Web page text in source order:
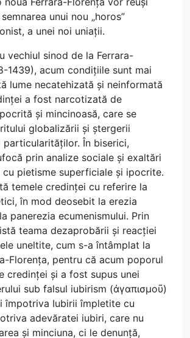
unui nou „horos”
a unei noi uniații.
vechiul sinod de la Ferrara-
1439), acum condițiile sunt mai
lume necatehizată și neinformată
a fost narcotizată de
și mincinoasă, care se
globalizării și ștergerii
În biserici,
prin analize sociale și exaltări
pietisme superficiale și ipocrite.
temele credinței cu referire la
în mod deosebit la erezia
panerezia ecumenismului. Prin
teama dezaprobării și reacției
uneltite, cum s-a întâmplat la
Florența, pentru că acum poporul
credinței și a fost supus unei
sub falsul iubirism (ἀγαπισμοῦ)
împotriva Iubirii împletite cu
adevăratei iubiri, care nu
și minciuna, ci le denunță,